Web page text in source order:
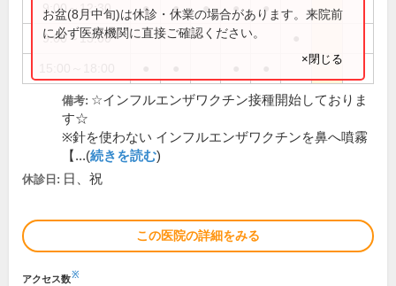
9:00～12:30 ● ● ● ● ●
9:00～13:00
お盆(8月中旬)は休診・休業の場合があります。来院前
に必ず医療機関に直接ご確認ください。
×閉じる
備考: ☆インフルエンザワクチン接種開始しておりま
す☆
※針を使わない インフルエンザワクチンを鼻へ噴霧
【...(続きを読む)
休診日: 日、祝
この医院の詳細をみる
アクセス数※